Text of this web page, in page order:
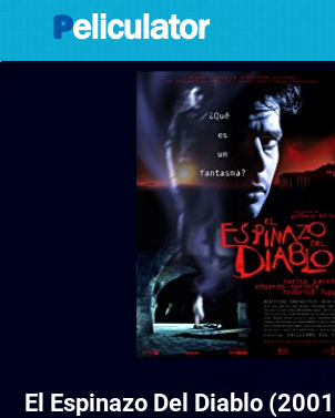
El Espinazo Del Diablo